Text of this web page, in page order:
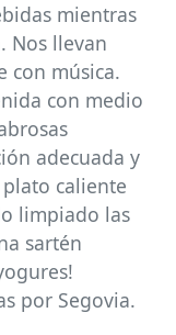
mientras
Nos llevan
con música.
con medio
adecuada y
caliente
limpiado las
sartén
por Segovia.